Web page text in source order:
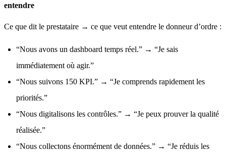
entendre
Ce que dit le prestataire → ce que veut entendre le donneur d’ordre :
“Nous avons un dashboard temps réel.” → “Je sais
immédiatement où agir.”
“Nous suivons 150 KPI.” → “Je comprends rapidement les
priorités.”
“Nous digitalisons les contrôles.” → “Je peux prouver la qualité
réalisée.”
“Nous collectons énormément de données.” → “Je réduis les